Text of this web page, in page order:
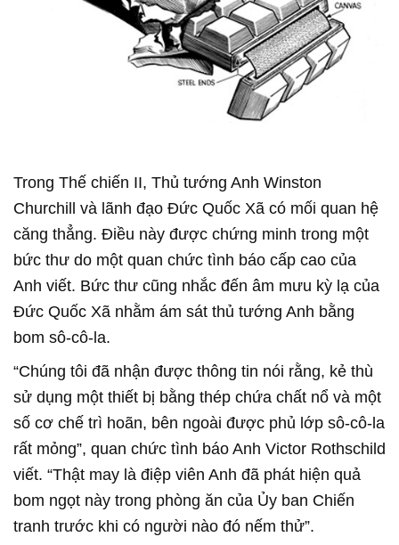
Trong Thế chiến II, Thủ tướng Anh Winston
Churchill và lãnh đạo Đức Quốc Xã có mối quan hệ
căng thẳng. Điều này được chứng minh trong một
bức thư do một quan chức tình báo cấp cao của
Anh viết. Bức thư cũng nhắc đến âm mưu kỳ lạ của
Đức Quốc Xã nhằm ám sát thủ tướng Anh bằng
bom sô-cô-la.
“Chúng tôi đã nhận được thông tin nói rằng, kẻ thù
sử dụng một thiết bị bằng thép chứa chất nổ và một
số cơ chế trì hoãn, bên ngoài được phủ lớp sô-cô-la
rất mỏng”, quan chức tình báo Anh Victor Rothschild
viết. “Thật may là điệp viên Anh đã phát hiện quả
bom ngọt này trong phòng ăn của Ủy ban Chiến
tranh trước khi có người nào đó nếm thử”.